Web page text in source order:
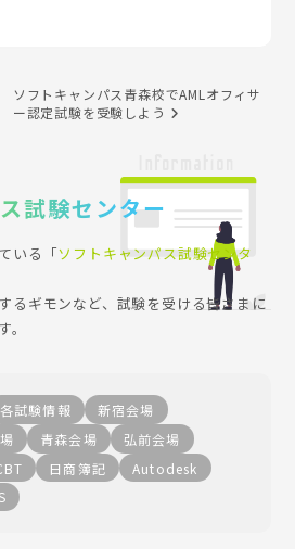
ソフトキャンパス青森校でAMLオフィサ
ー認定試験を受験しよう
試験センター
いる「ソフトキャンパス試験センタ
るギモンなど、試験を受ける皆さまに
各試験情報
新宿会場
青森会場
弘前会場
日商簿記
Autodesk